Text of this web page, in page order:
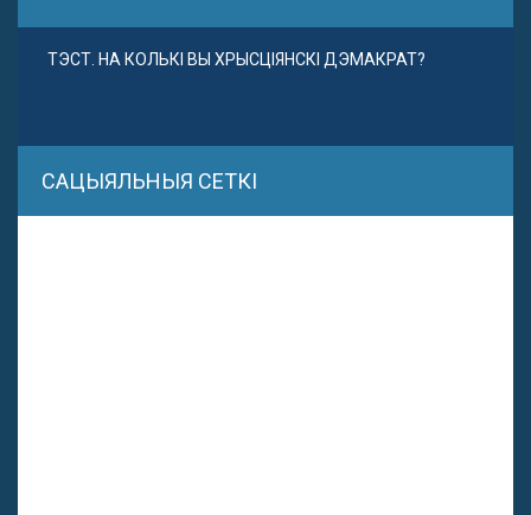
ТЭСТ. НА КОЛЬКІ ВЫ ХРЫСЦІЯНСКІ ДЭМАКРАТ?
САЦЫЯЛЬНЫЯ СЕТКІ